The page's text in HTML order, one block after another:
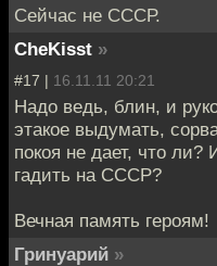
Сейчас не СССР.
CheKisst »
#17 | 16.11.11 20:21
Надо ведь, блин, и
этакое выдумать,
покоя не дает, что
гадить на СССР?
Вечная память героям!
Гринуарий »